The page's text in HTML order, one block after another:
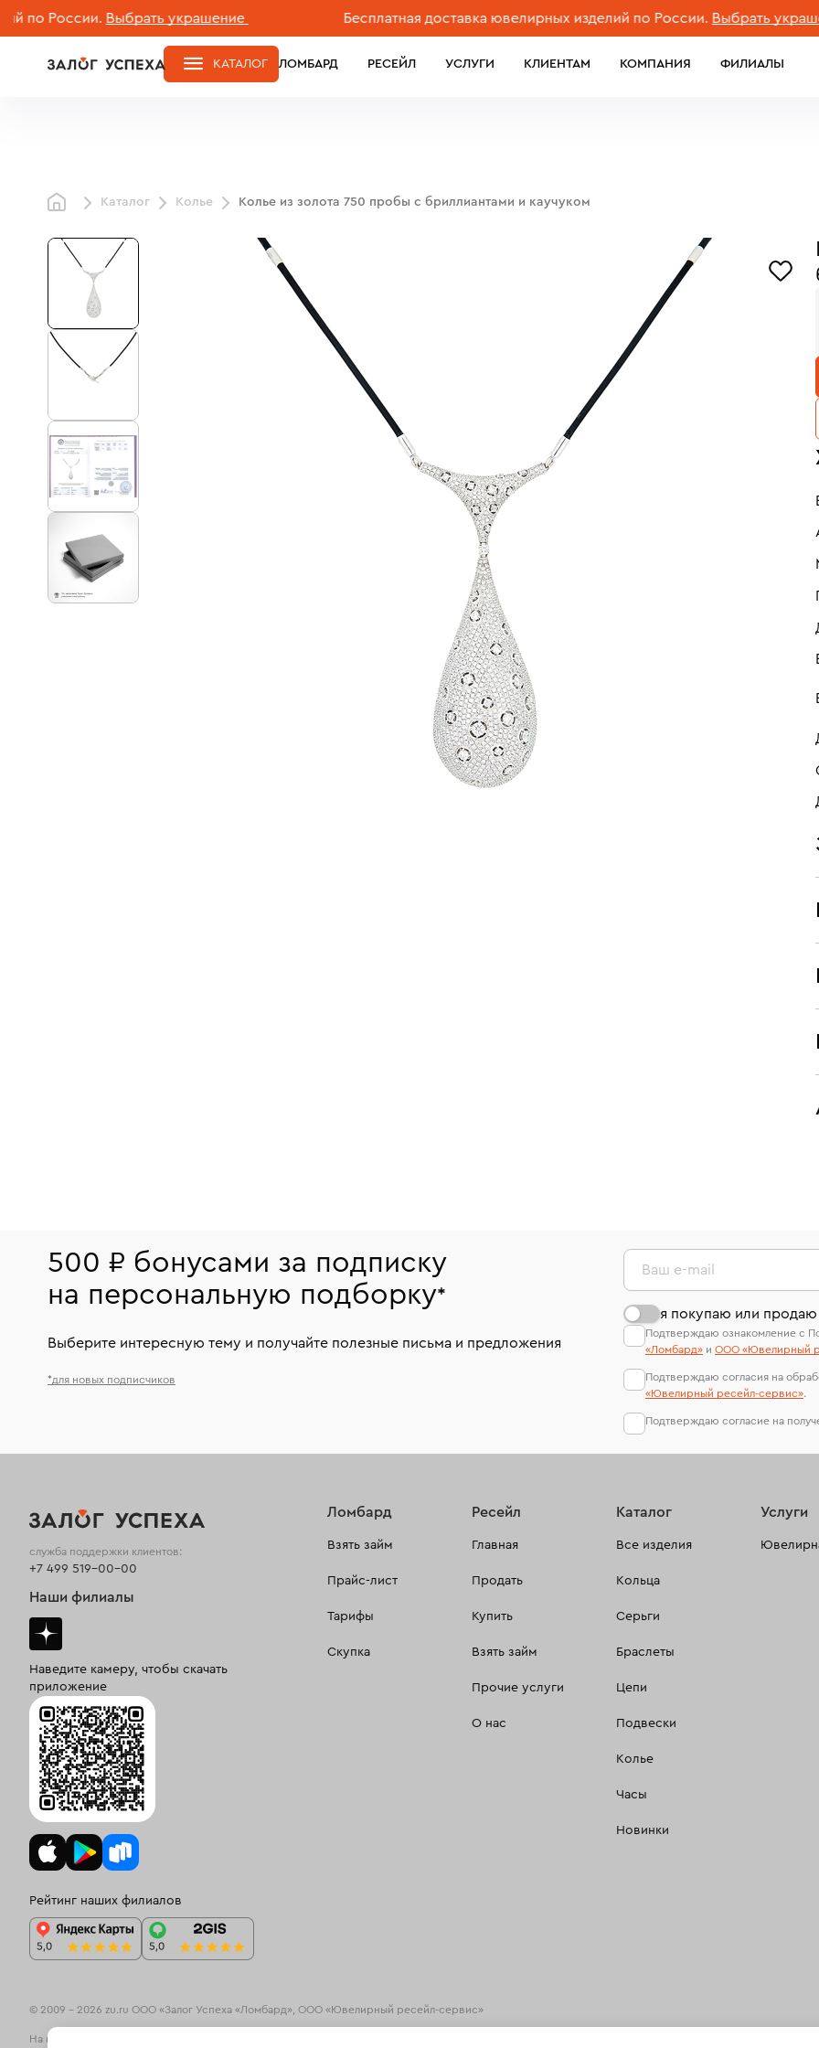
России. Выбрать украшение Бесплатная доставка ювелирных изделий по России. Выбрать украшение
ЛОМБАРД РЕСЕЙЛ УСЛУГИ КЛИЕНТАМ КОМПАНИЯ ФИЛИАЛЫ
КАТАЛОГ
Каталог Колье Колье из золота 750 пробы с бриллиантами и каучуком
500 ₽ бонусами за подписку
на персональную подборку*
Выберите интересную тему и получайте полезные письма и предложения
*для новых подписчиков
Ваш e-mail
я покупаю или
Подтверждаю ознакомление с
«Ломбард» и ООО «Ювелирный
Подтверждаю согласия на
«Ювелирный ресейл-сервиc».
Подтверждаю согласие на
Ломбард
Взять займ
Прайс-лист
Тарифы
Скупка
Ресейл
Главная
Продать
Купить
Взять займ
Прочие услуги
О нас
Каталог
Все изделия
Кольца
Серьги
Браслеты
Цепи
Подвески
Колье
Часы
Новинки
Услуги
служба поддержки клиентов:
+7 499 519-00-00
Наши филиалы
Наведите камеру, чтобы скачать
приложение
Рейтинг наших филиалов
© 2009 – 2026 zu.ru ООО «Залог Успеха «Ломбард», ООО «Ювелирный ресейл-сервис»
На информационном ресурсе zu.ru применяются